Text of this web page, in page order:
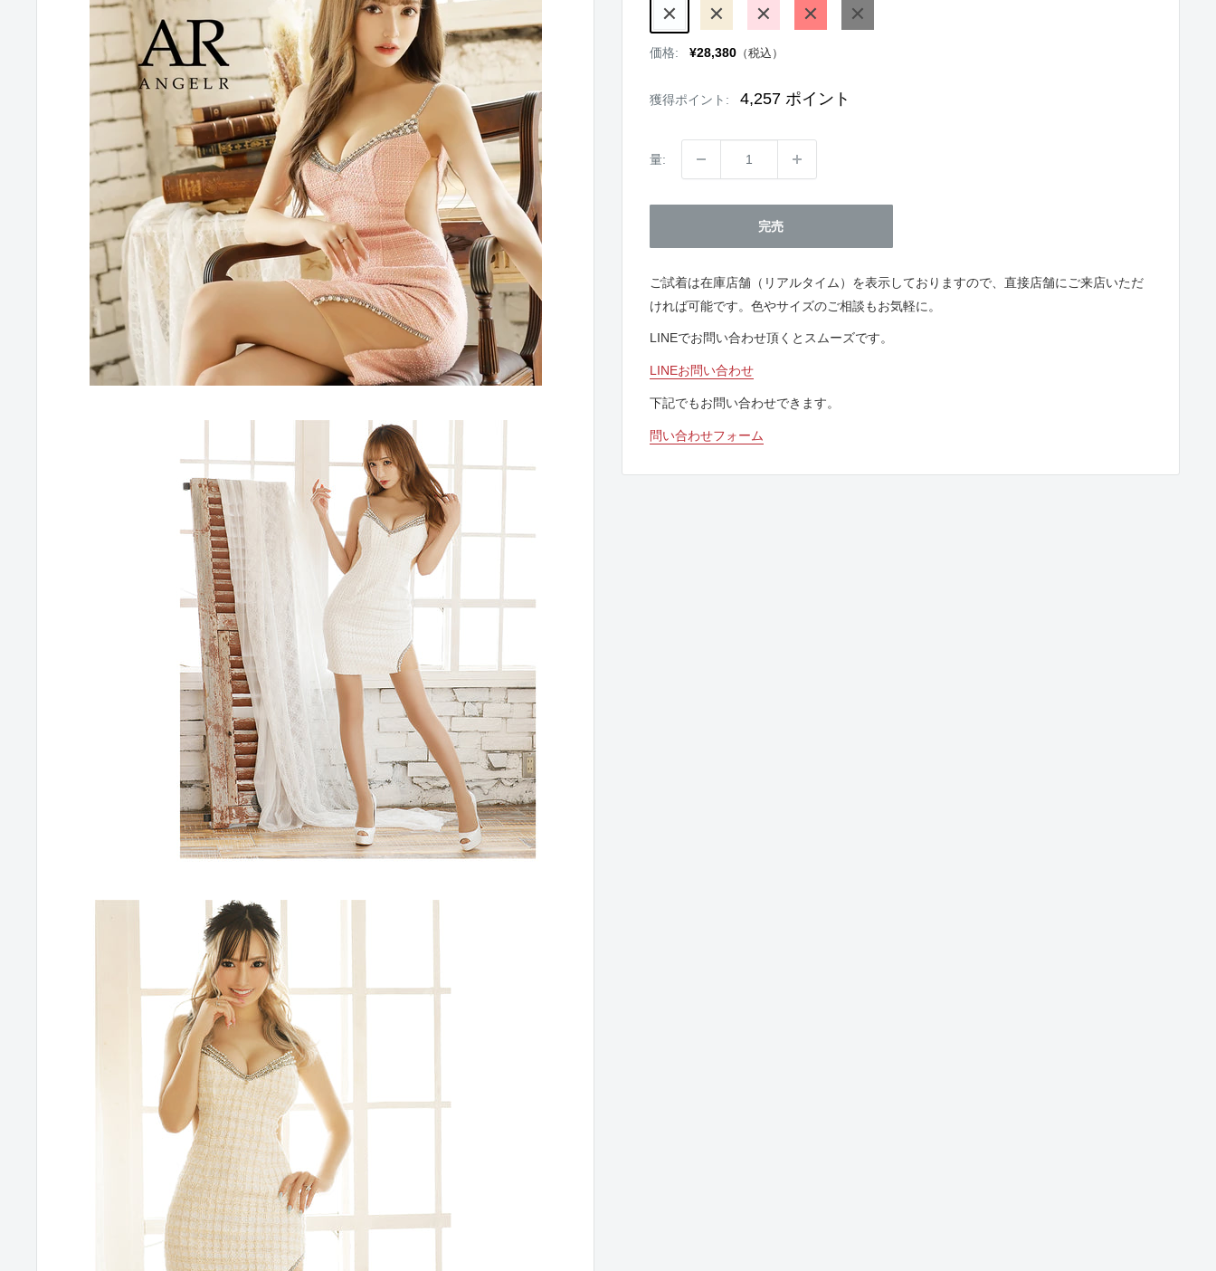
WHITE BEIGE PINK RED BLACK
価格:
販
¥28,380 （税込）
獲得ポイント: 4,257 ポイント
量:
完売
ご試着は在庫店舗（リアルタイム）を表示しておりますので、直接店舗にご来店いただ
ければ可能です。色やサイズのご相談もお気軽に。
LINEでお問い合わせ頂くとスムーズです。
LINEお問い合わせ
下記でもお問い合わせできます。
問い合わせフォーム